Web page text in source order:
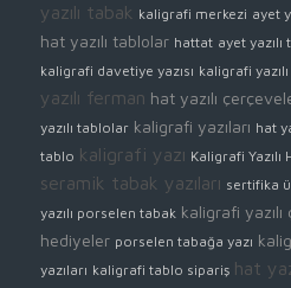
yazılı tabak kaligrafi merkezi ayet
hat yazılı tablolar hattat ayet yazılı
kaligrafi davetiye yazısı kaligrafi
yazılı ferman hat yazılı
yazılı tablolar kaligrafi yazıları hat
tablo kaligrafi yazı Kaligrafi Yazılı
seramik tabak yazıları sertifika
yazılı porselen tabak kaligrafi
hediyeler porselen tabağa yazı
yazıları kaligrafi tablo sipariş hat